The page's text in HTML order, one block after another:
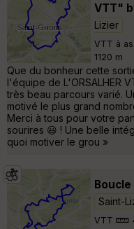
VTT"
Lizier
VTT à
1120 m
Que du bonheur cette
l'équipe de L'ORSALHER
très beau parcours varié.
motivé le plus grand
Merci à tous pour votre
sourires 😃 ! Une belle
quoi motiver le grou »
Saint-
VTT